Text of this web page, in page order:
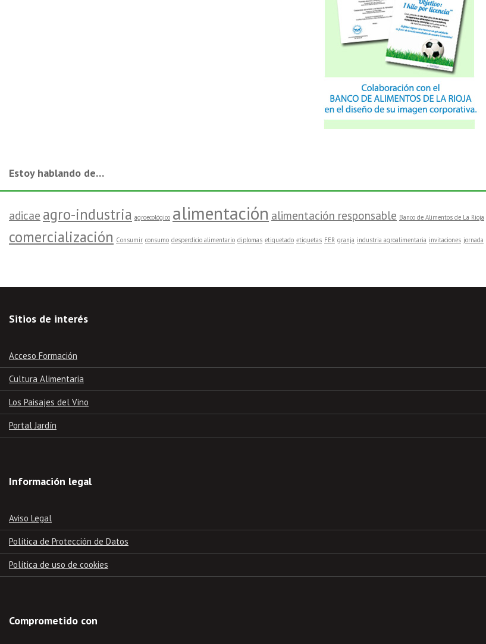
Estoy hablando de…
adicae agro-industria agroecológico alimentación alimentación responsable Banco de Alimentos de La Rioja
comercialización Consumir consumo desperdicio alimentario diplomas etiquetado etiquetas FER granja industria agroalimentaria invitaciones jornada
Sitios de interés
Acceso Formación
Cultura Alimentaria
Los Paisajes del Vino
Portal Jardín
Información legal
Aviso Legal
Política de Protección de Datos
Política de uso de cookies
Comprometido con